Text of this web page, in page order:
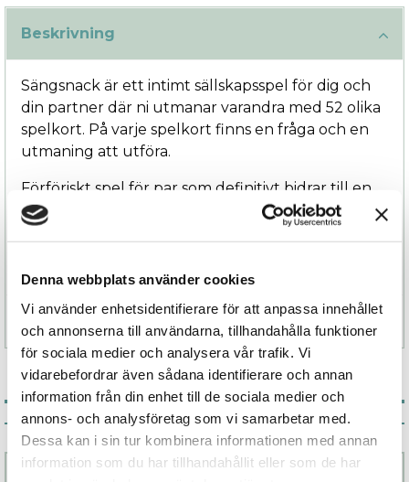
Denna webbplats använder cookies
Vi använder enhetsidentifierare för att anpassa innehållet
och annonserna till användarna, tillhandahålla funktioner
för sociala medier och analysera vår trafik. Vi
vidarebefordrar även sådana identifierare och annan
information från din enhet till de sociala medier och
annons- och analysföretag som vi samarbetar med.
Dessa kan i sin tur kombinera informationen med annan
information som du har tillhandahållit eller som de har
Beskrivning
Sängsnack är ett intimt sällskapsspel för dig och
din partner där ni utmanar varandra med 52 olika
spelkort. På varje spelkort finns en fråga och en
utmaning att utföra.
Förföriskt spel för par som definitivt bidrar till en
minnesvärd kväll för er båda. Ni kommer att lära
er mer om sex, varandra och er själva än ni trodde
Associerade produkter